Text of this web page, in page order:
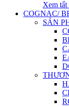
Xem tất
COGNAC/
SẢN